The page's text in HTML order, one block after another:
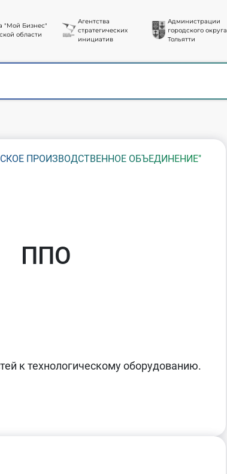
"Мой Бизнес"
области
Агентства
стратегических
инициатив
Администрации
городского округа
Тольятти
ПРОИЗВОДСТВЕННОЕ ОБЪЕДИНЕНИЕ"
ППО
к технологическому оборудованию.